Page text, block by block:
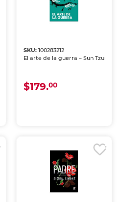
SKU: 100283212
El arte de la guerra – Sun Tzu
$179.00